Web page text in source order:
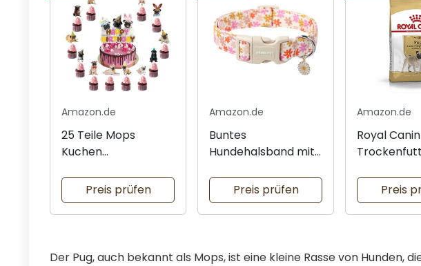
Amazon.de
25 Teile Mops
Kuchen
PartysPreis prüfen
Amazon.de
Buntes
Hundehalsband mit
Preis prüfen
Amazon.de
Royal
Preis
Der Pug, auch bekannt als Mops, ist eine kleine Rasse von Hunden,